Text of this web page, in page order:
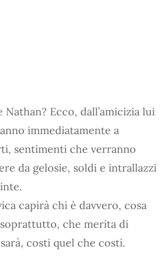
Nathan? Ecco, dall’amicizia lui
immediatamente a
sentimenti che verranno
da gelosie, soldi e intrallazzi
capirà chi è davvero, cosa
che merita di
costi quel che costi.